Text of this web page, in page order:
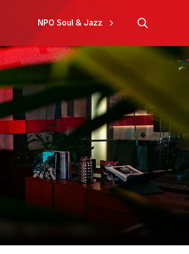
NPO Soul & Jazz